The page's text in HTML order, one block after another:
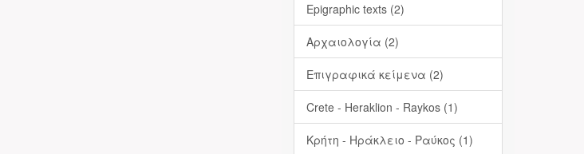
Epigraphic texts (2)
Αρχαιολογία (2)
Επιγραφικά κείμενα (2)
Crete - Heraklion - Raykos (1)
Κρήτη - Ηράκλειο - Ραύκος (1)